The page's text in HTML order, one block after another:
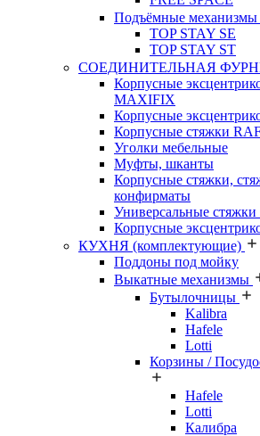
Подъёмные механизмы
TOP STAY SE
TOP STAY ST
СОЕДИНИТЕЛЬНАЯ
Корпусные
MAXIFIX
Корпусные
Корпусные стяжки
Уголки мебельные
Муфты, шканты
Корпусные стяжки,
конфирматы
Универсальные
Корпусные
КУХНЯ (комплектующие)
Поддоны под мойку
Выкатные механизмы
Бутылочницы
Kalibra
Hafele
Lotti
Корзины /
Hafele
Lotti
Калибра